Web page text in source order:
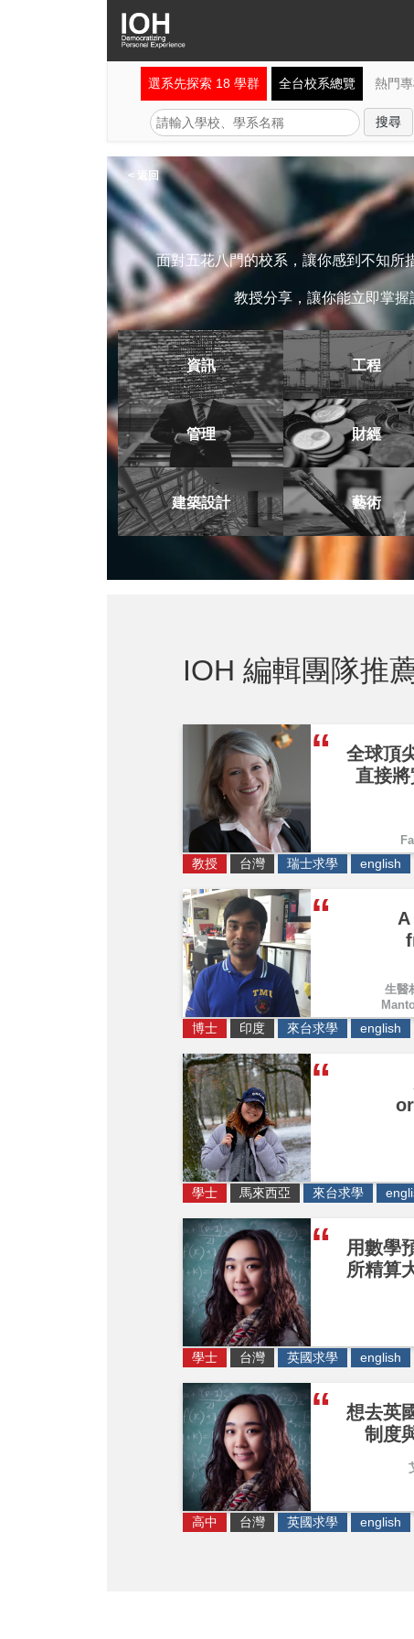
選系先探索 18 學群 全台校系總覽 熱門
< 返回
面對五花八門的校系，讓你感到不知所
教授分享，讓你能立即掌
資訊 工程
管理 財經
建築設計 藝術
IOH 編輯團隊推
全球頂
直接
教授 台灣 瑞士求學 english
生醫
博士 印度 來台求學 english
學士 馬來西亞 來台求學
用數學
所精算
學士 台灣 英國求學 english
想去英
制度
高中 台灣 英國求學 english